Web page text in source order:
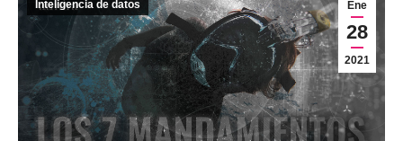
Ene
28
2021
Inteligencia de datos